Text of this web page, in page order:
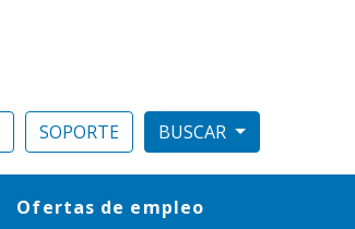
SOPORTE
Ofertas de empleo